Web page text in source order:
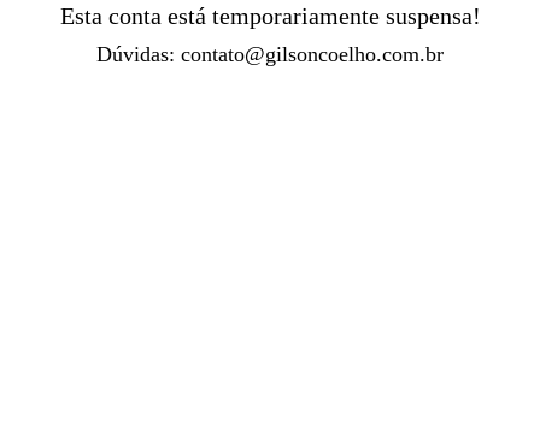
Esta conta está temporariamente suspensa!
Dúvidas: contato@gilsoncoelho.com.br